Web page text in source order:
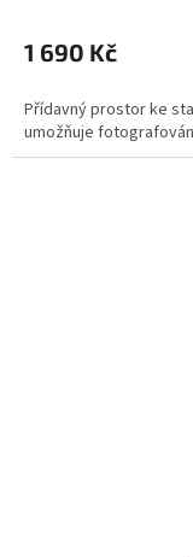
1 690 Kč
Přídavný prostor ke
umožňuje